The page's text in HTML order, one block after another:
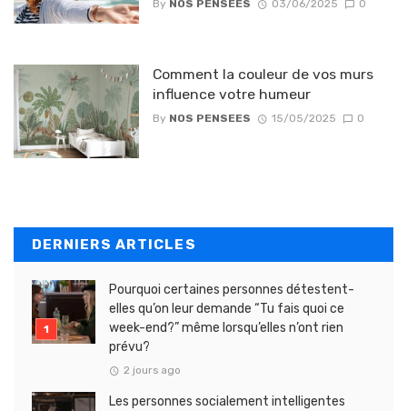
By NOS PENSEES 03/06/2025 0
Comment la couleur de vos murs
influence votre humeur
By NOS PENSEES 15/05/2025 0
DERNIERS ARTICLES
Pourquoi certaines personnes détestent-
elles qu’on leur demande “Tu fais quoi ce
week-end?” même lorsqu’elles n’ont rien
prévu?
2 jours ago
Les personnes socialement intelligentes